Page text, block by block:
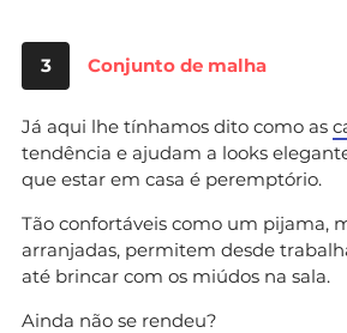
3 Conjunto de malha
Já aqui lhe tínhamos dito como as
tendência e ajudam a looks
que estar em casa é peremptório.
Tão confortáveis como um pijama,
arranjadas, permitem desde
até brincar com os miúdos na sala.
Ainda não se rendeu?